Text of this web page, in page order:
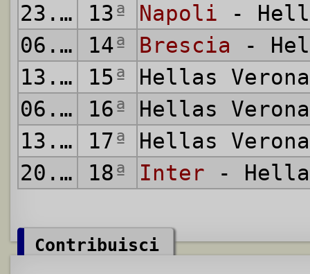
23.01.1927
13ª Napoli -
06.02.1927
14ª Brescia -
13.02.1927
15ª
Hellas
06.03.1927
16ª
Hellas
13.03.1927
17ª
Hellas
20.03.1927
18ª Inter -
Contribuisci